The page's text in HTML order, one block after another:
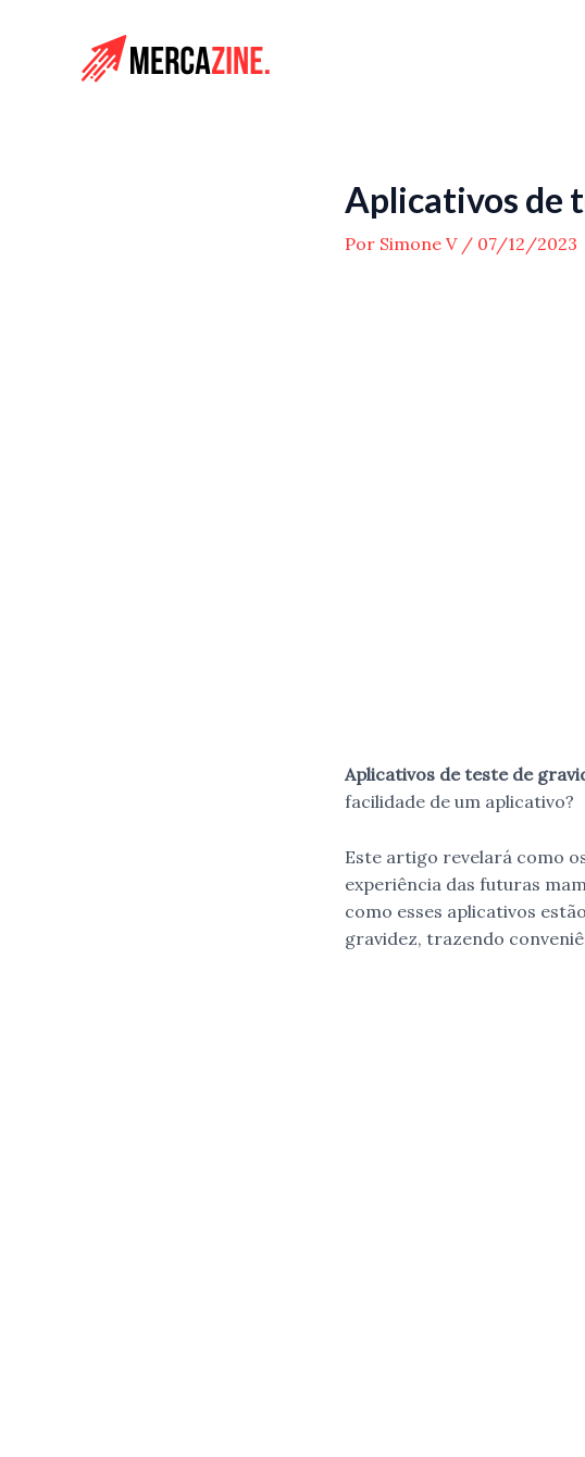
Aplicativos de
Por Simone V / 07/12/2023
Aplicativos de teste de
facilidade de um aplicativo?
Este artigo revelará como
experiência das futuras
como esses aplicativos
gravidez, trazendo